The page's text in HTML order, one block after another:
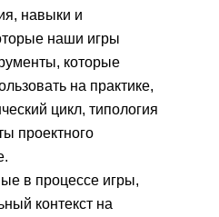
навыки и
наши игры
которые
на практике,
цикл, типология
проектного
в процессе игры,
контекст на